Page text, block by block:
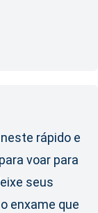
rápido e
voar para
seus
enxame que